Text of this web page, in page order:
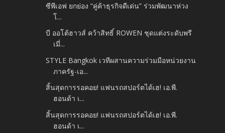
ซีพีเอฟ ยกย่อง “คู่ค้าธุรกิจดีเด่น” ร่วมพัฒนาห่วง
โ...
บี ออโต้ฮาวส์ คว้าสิทธิ์ ROWEN ชุดแต่งระดับพรี
เมี่...
STYLE Bangkok เวทีผสานความร่วมมือหน่วยงาน
ภาครัฐ-เอ...
สิ้นสุดการรอคอย! แฟนรถสปอร์ตได้เฮ! เอ.พี.
ฮอนด้า เ...
สิ้นสุดการรอคอย! แฟนรถสปอร์ตได้เฮ! เอ.พี.
ฮอนด้า เ...